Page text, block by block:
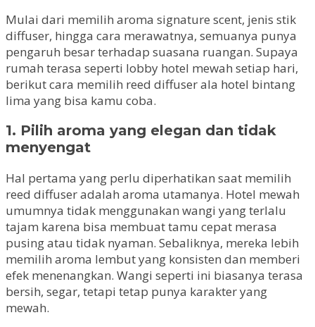
Mulai dari memilih aroma signature scent, jenis stik
diffuser, hingga cara merawatnya, semuanya punya
pengaruh besar terhadap suasana ruangan. Supaya
rumah terasa seperti lobby hotel mewah setiap hari,
berikut cara memilih reed diffuser ala hotel bintang
lima yang bisa kamu coba.
1. Pilih aroma yang elegan dan tidak
menyengat
Hal pertama yang perlu diperhatikan saat memilih
reed diffuser adalah aroma utamanya. Hotel mewah
umumnya tidak menggunakan wangi yang terlalu
tajam karena bisa membuat tamu cepat merasa
pusing atau tidak nyaman. Sebaliknya, mereka lebih
memilih aroma lembut yang konsisten dan memberi
efek menenangkan. Wangi seperti ini biasanya terasa
bersih, segar, tetapi tetap punya karakter yang
mewah.